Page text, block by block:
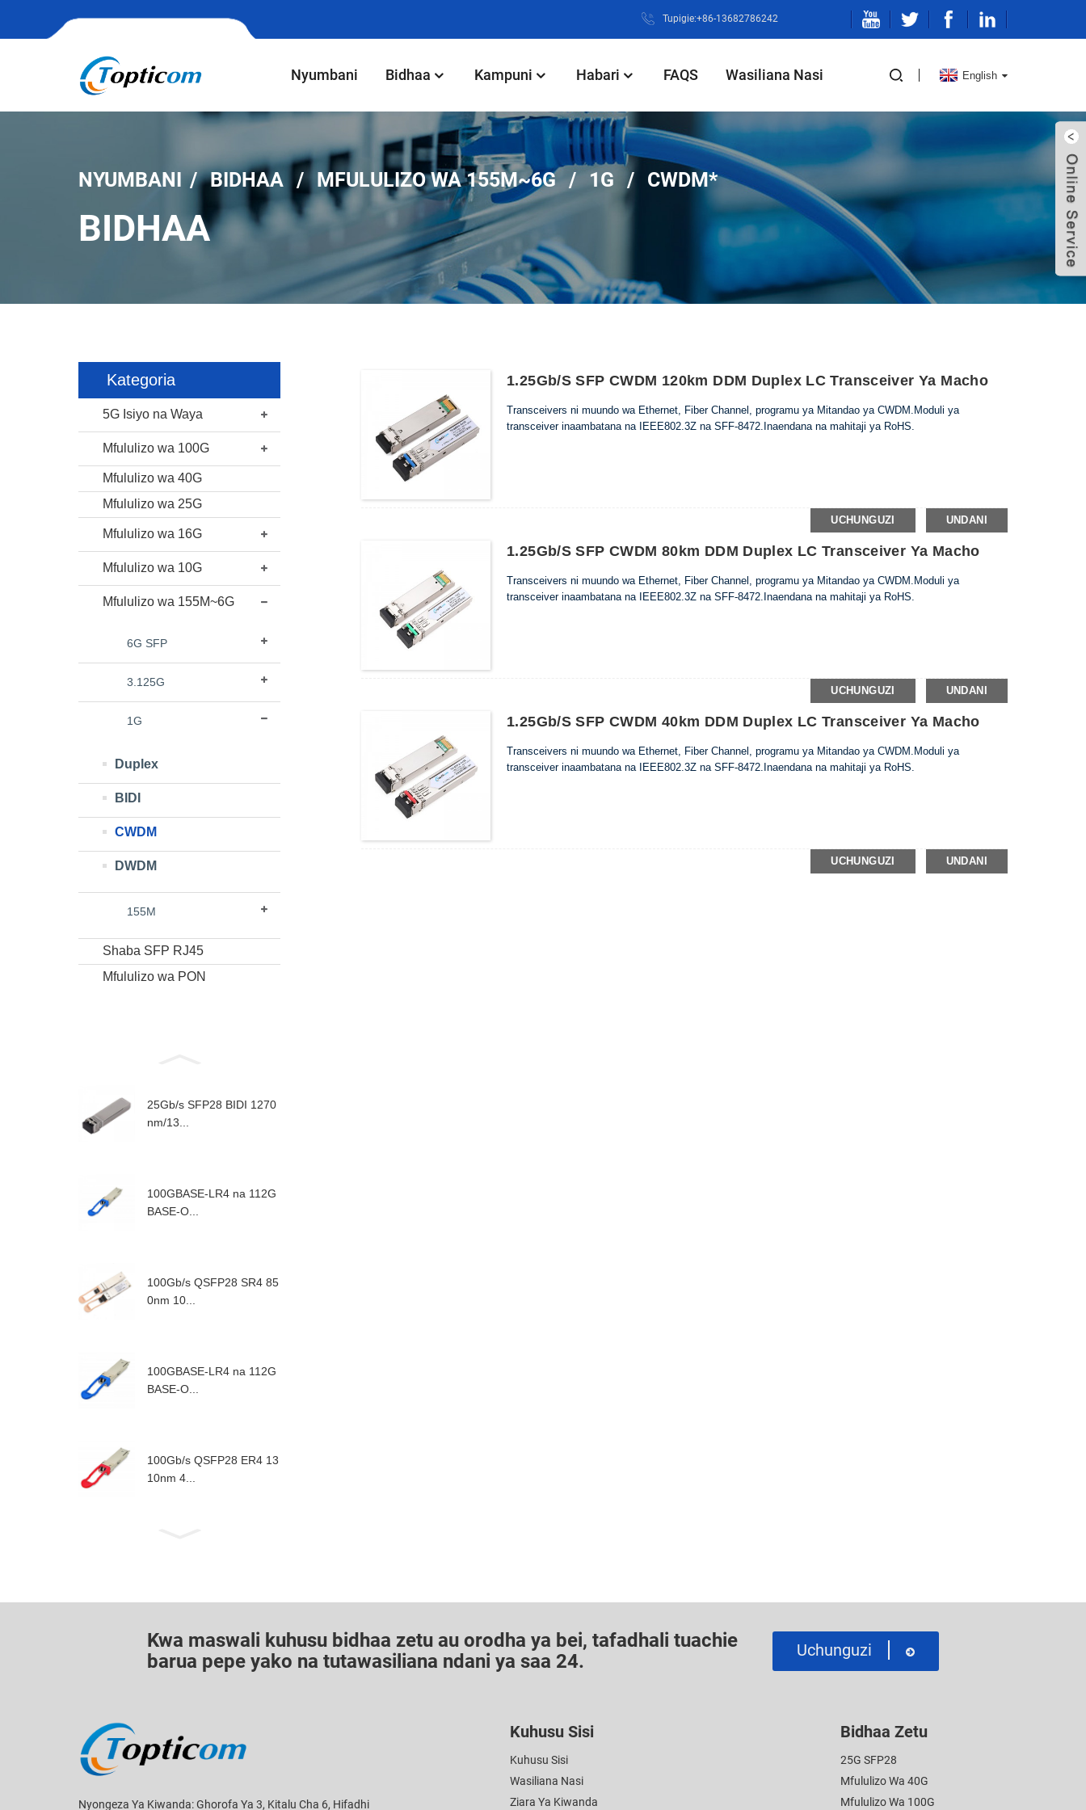
Tupigie:+86-13682786242
Nyumbani Bidhaa Kampuni Habari FAQS Wasiliana Nasi English
NYUMBANI BIDHAA MFULULIZO WA 155M~6G 1G CWDM*
BIDHAA
Kategoria
5G Isiyo na Waya
Mfululizo wa 100G
Mfululizo wa 40G
Mfululizo wa 25G
Mfululizo wa 16G
Mfululizo wa 10G
Mfululizo wa 155M~6G
6G SFP
3.125G
1G
Duplex
BIDI
CWDM
DWDM
155M
Shaba SFP RJ45
Mfululizo wa PON
25Gb/s SFP28 BIDI 1270
nm/13...
100GBASE-LR4 na 112G
BASE-O...
100Gb/s QSFP28 SR4 85
0nm 10...
100GBASE-LR4 na 112G
BASE-O...
100Gb/s QSFP28 ER4 13
10nm 4...
1.25Gb/s SFP CWDM 120km DDM Duplex LC Transceiver Ya Macho
Transceivers ni muundo wa Ethernet, Fiber Channel, programu ya Mitandao ya CWDM.Moduli ya
transceiver inaambatana na IEEE802.3Z na SFF-8472.Inaendana na mahitaji ya RoHS.
UCHUNGUZI UNDANI
1.25Gb/s SFP CWDM 80km DDM Duplex LC Transceiver Ya Macho
Transceivers ni muundo wa Ethernet, Fiber Channel, programu ya Mitandao ya CWDM.Moduli ya
transceiver inaambatana na IEEE802.3Z na SFF-8472.Inaendana na mahitaji ya RoHS.
UCHUNGUZI UNDANI
1.25Gb/s SFP CWDM 40km DDM Duplex LC Transceiver Ya Macho
Transceivers ni muundo wa Ethernet, Fiber Channel, programu ya Mitandao ya CWDM.Moduli ya
transceiver inaambatana na IEEE802.3Z na SFF-8472.Inaendana na mahitaji ya RoHS.
UCHUNGUZI UNDANI
Kwa maswali kuhusu bidhaa zetu au orodha ya bei, tafadhali tuachie
barua pepe yako na tutawasiliana ndani ya saa 24.
Uchunguzi
Nyongeza Ya Kiwanda: Ghorofa Ya 3, Kitalu Cha 6, Hifadhi
Kuhusu Sisi
Kuhusu Sisi
Wasiliana Nasi
Ziara Ya Kiwanda
Bidhaa Zetu
25G SFP28
Mfululizo Wa 40G
Mfululizo Wa 100G